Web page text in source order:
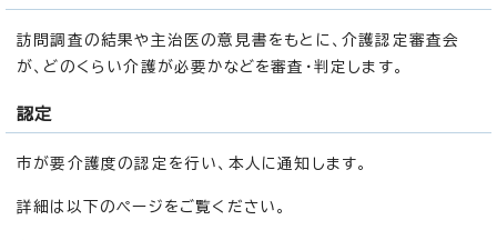
訪問調査の結果や主治医の意見書をもとに、介護認定審査会
が、どのくらい介護が必要かなどを審査・判定します。
認定
市が要介護度の認定を行い、本人に通知します。
詳細は以下のページをご覧ください。